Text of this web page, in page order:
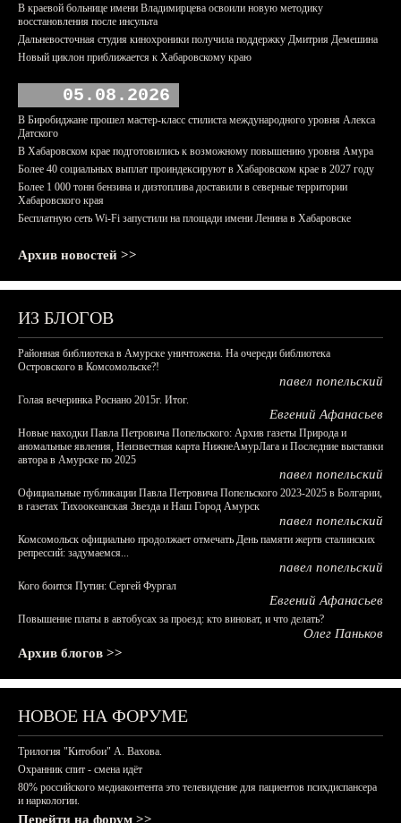
В краевой больнице имени Владимирцева освоили новую методику
восстановления после инсульта
Дальневосточная студия кинохроники получила поддержку Дмитрия Демешина
Новый циклон приближается к Хабаровскому краю
05.08.2026
В Биробиджане прошел мастер-класс стилиста международного уровня Алекса
Датского
В Хабаровском крае подготовились к возможному повышению уровня Амура
Более 40 социальных выплат проиндексируют в Хабаровском крае в 2027 году
Более 1 000 тонн бензина и дизтоплива доставили в северные территории
Хабаровского края
Бесплатную сеть Wi-Fi запустили на площади имени Ленина в Хабаровске
Архив новостей >>
ИЗ БЛОГОВ
Районная библиотека в Амурске уничтожена. На очереди библиотека
Островского в Комсомольске?!
павел попельский
Голая вечеринка Роснано 2015г. Итог.
Евгений Афанасьев
Новые находки Павла Петровича Попельского: Архив газеты Природа и
аномальные явления, Неизвестная карта НижнеАмурЛага и Последние выставки
автора в Амурске по 2025
павел попельский
Официальные публикации Павла Петровича Попельского 2023-2025 в Болгарии,
в газетах Тихоокеанская Звезда и Наш Город Амурск
павел попельский
Комсомольск официально продолжает отмечать День памяти жертв сталинских
репрессий: задумаемся...
павел попельский
Кого боится Путин: Сергей Фургал
Евгений Афанасьев
Повышение платы в автобусах за проезд: кто виноват, и что делать?
Олег Паньков
Архив блогов >>
НОВОЕ НА ФОРУМЕ
Трилогия "Китобои" А. Вахова.
Охранник спит - смена идёт
80% российского медиаконтента это телевидение для пациентов психдиспансера
и наркологии.
Перейти на форум >>